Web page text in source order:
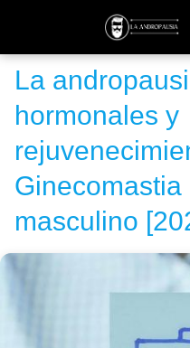
La
hormonales y
masculino